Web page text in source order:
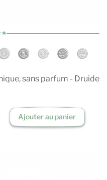
sans parfum - Druide
Ajouter au panier